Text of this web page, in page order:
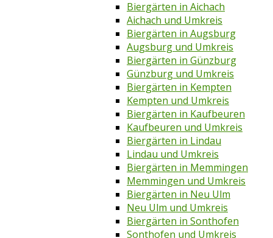
Biergärten in Aichach
Aichach und Umkreis
Biergärten in Augsburg
Augsburg und Umkreis
Biergärten in Günzburg
Günzburg und Umkreis
Biergärten in Kempten
Kempten und Umkreis
Biergärten in Kaufbeuren
Kaufbeuren und Umkreis
Biergärten in Lindau
Lindau und Umkreis
Biergärten in Memmingen
Memmingen und Umkreis
Biergärten in Neu Ulm
Neu Ulm und Umkreis
Biergärten in Sonthofen
Sonthofen und Umkreis